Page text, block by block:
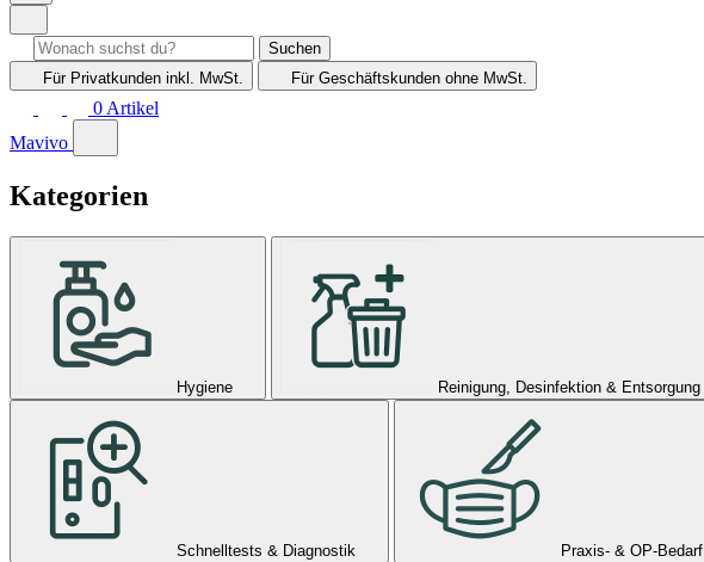
Suchen
Für Privatkunden inkl. MwSt. Für Geschäftskunden ohne MwSt.
0 Artikel
Mavivo
Kategorien
Hygiene Reinigung, Desinfektion & Entsorgung
Schnelltests & Diagnostik Praxis- & OP-Bedarf